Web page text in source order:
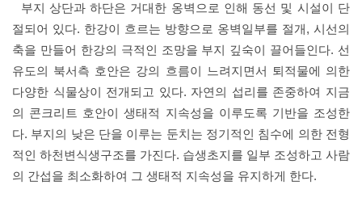
부지 상단과 하단은 거대한 옹벽으로 인해 동선 및 시설이 단
절되어 있다. 한강이 흐르는 방향으로 옹벽일부를 절개, 시선의
축을 만들어 한강의 극적인 조망을 부지 깊숙이 끌어들인다. 선
유도의 북서측 호안은 강의 흐름이 느려지면서 퇴적물에 의한
다양한 식물상이 전개되고 있다. 자연의 섭리를 존중하여 지금
의 콘크리트 호안이 생태적 지속성을 이루도록 기반을 조성한
다. 부지의 낮은 단을 이루는 둔치는 정기적인 침수에 의한 전형
적인 하천변식생구조를 가진다. 습생초지를 일부 조성하고 사람
의 간섭을 최소화하여 그 생태적 지속성을 유지하게 한다.